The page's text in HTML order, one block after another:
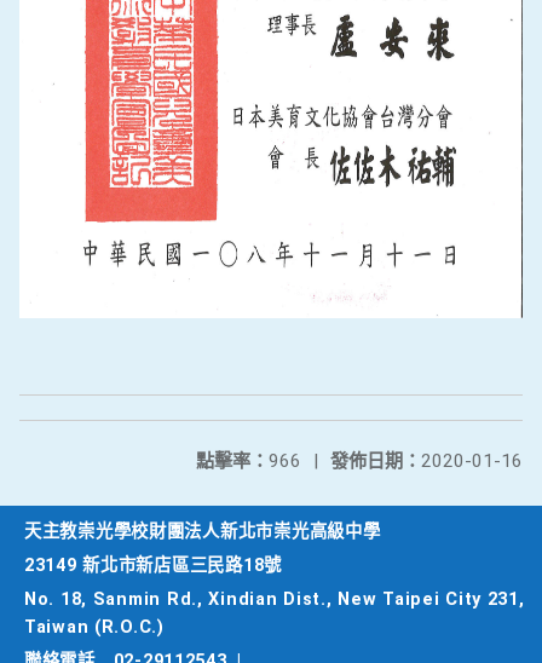
發佈日期： 2020-01-16
點擊率： 966 |
天主教崇光學校財團法人新北市崇光高級中學
23149 新北市新店區三民路18號
No. 18, Sanmin Rd., Xindian Dist., New Taipei City 231,
Taiwan (R.O.C.)